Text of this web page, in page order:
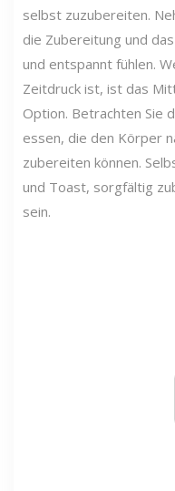
selbst zuzubereiten.
die Zubereitung und
und entspannt fühlen.
Zeitdruck ist, ist das
Option. Betrachten Sie
essen, die den Körper
zubereiten können.
und Toast, sorgfältig
sein.